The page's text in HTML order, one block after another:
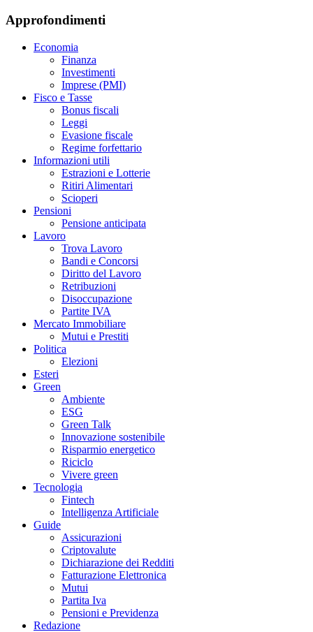
Approfondimenti
Economia
Finanza
Investimenti
Imprese (PMI)
Fisco e Tasse
Bonus fiscali
Leggi
Evasione fiscale
Regime forfettario
Informazioni utili
Estrazioni e Lotterie
Ritiri Alimentari
Scioperi
Pensioni
Pensione anticipata
Lavoro
Trova Lavoro
Bandi e Concorsi
Diritto del Lavoro
Retribuzioni
Disoccupazione
Partite IVA
Mercato Immobiliare
Mutui e Prestiti
Politica
Elezioni
Esteri
Green
Ambiente
ESG
Green Talk
Innovazione sostenibile
Risparmio energetico
Riciclo
Vivere green
Tecnologia
Fintech
Intelligenza Artificiale
Guide
Assicurazioni
Criptovalute
Dichiarazione dei Redditi
Fatturazione Elettronica
Mutui
Partita Iva
Pensioni e Previdenza
Redazione